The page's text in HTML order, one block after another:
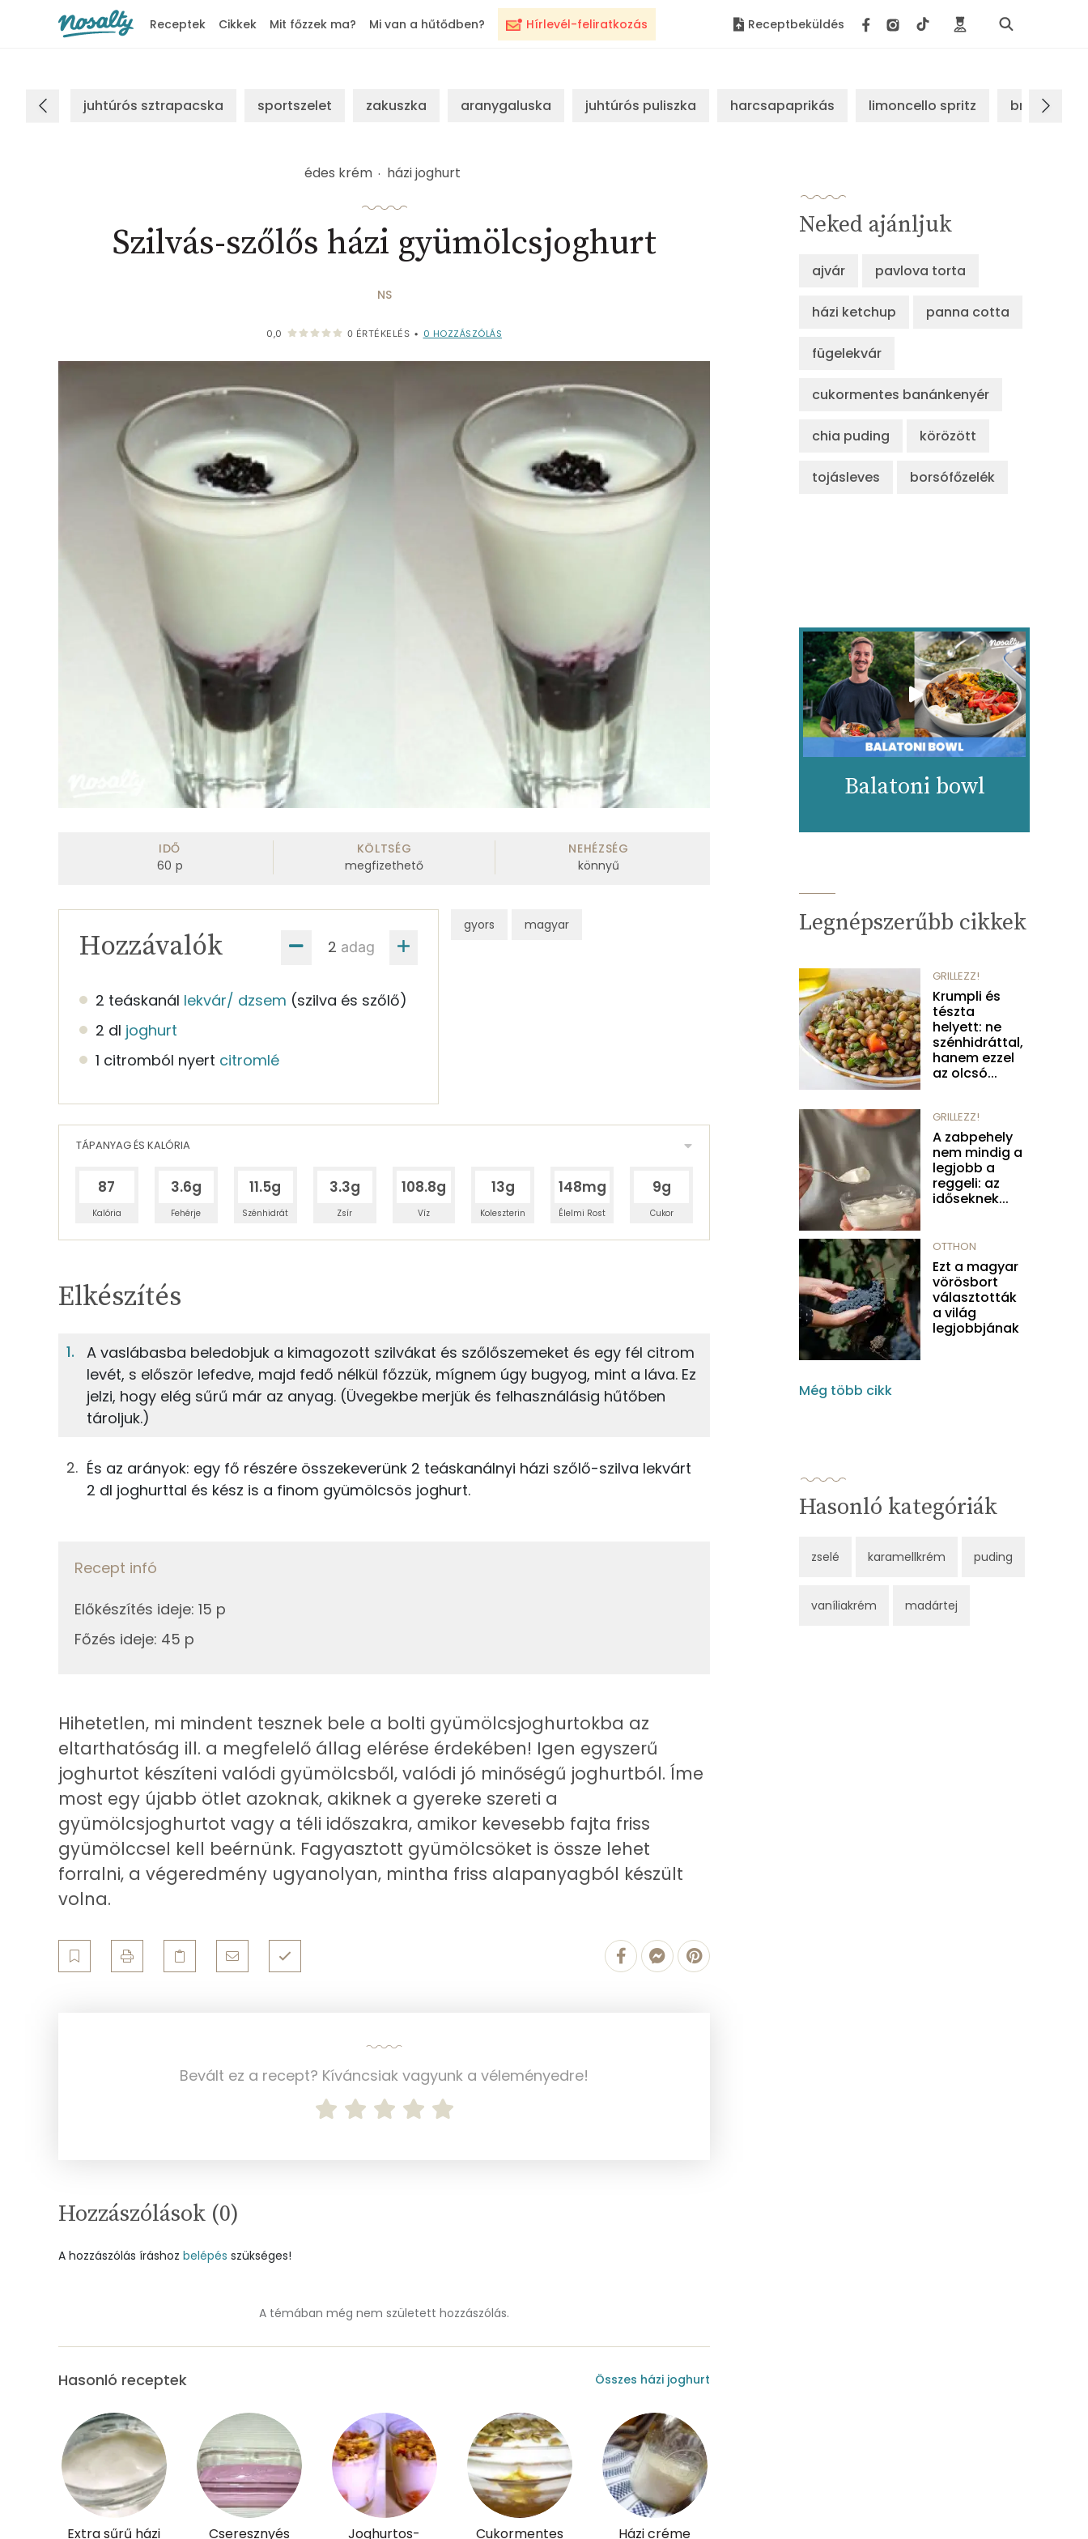
Hírlevél-feliratkozás
Receptek Cikkek Mit főzzek ma? Mi van a hűtődben? Receptbeküldés
juhtúrós sztrapacska sportszelet zakuszka aranygaluska juhtúrós puliszka harcsapaprikás limoncello spritz brassói
édes krém házi joghurt
Szilvás-szőlős házi gyümölcsjoghurt
NS
0,0 0 ÉRTÉKELÉS • 0 HOZZÁSZÓLÁS
IDŐ
60 p
KÖLTSÉG
megfizethető
NEHÉZSÉG
könnyű
adag
Hozzávalók
2 teáskanál lekvár/ dzsem (szilva és szőlő)
2 dl joghurt
1 citromból nyert citromlé
gyors magyar
TÁPANYAG ÉS KALÓRIA
87
Kalória
3.6g
Fehérje
11.5g
Szénhidrát
3.3g
Zsír
108.8g
Víz
13g
Koleszterin
148mg
Élelmi Rost
9g
Cukor
8glekvár/ dzsem
22 kcal
100gjoghurt
TÁPANYAGTARTALOM
3%
Fehérje
9%
Szénhidrát
2%
85%
Kálcium
Szelén
Kolin:
Összesen 3.6 g
Zsír
Összesen
3.3 g
Telített zsírsav
Egyszeresen telítetlen zsírsav:
Koleszterin
13 mg
Vas
Réz
0 mg
Mangán
0 mg
Szénhidrát
Összesen
11.5 g
Cukor
9 mg
Elkészítés
A vaslábasba beledobjuk a kimagozott szilvákat és szőlőszemeket és egy fél citrom
levét, s először lefedve, majd fedő nélkül főzzük, mígnem úgy bugyog, mint a láva. Ez
jelzi, hogy elég sűrű már az anyag. (Üvegekbe merjük és felhasználásig hűtőben
tároljuk.)
És az arányok: egy fő részére összekeverünk 2 teáskanálnyi házi szőlő-szilva lekvárt
2 dl joghurttal és kész is a finom gyümölcsös joghurt.
Recept infó
Előkészítés ideje: 15 p
Főzés ideje: 45 p
Hihetetlen, mi mindent tesznek bele a bolti gyümölcsjoghurtokba az
eltarthatóság ill. a megfelelő állag elérése érdekében! Igen egyszerű
joghurtot készíteni valódi gyümölcsből, valódi jó minőségű joghurtból. Íme
most egy újabb ötlet azoknak, akiknek a gyereke szereti a
gyümölcsjoghurtot vagy a téli időszakra, amikor kevesebb fajta friss
gyümölccsel kell beérnünk. Fagyasztott gyümölcsöket is össze lehet
forralni, a végeredmény ugyanolyan, mintha friss alapanyagból készült
volna.
Bevált ez a recept? Kíváncsiak vagyunk a véleményedre!
Hozzászólások (0)
A hozzászólás íráshoz belépés szükséges!
A témában még nem született hozzászólás.
Hasonló receptek Összes házi joghurt
Extra sűrű házi
Cseresznyés
Joghurtos-
Cukormentes
Házi créme
Neked ajánljuk
ajvár pavlova torta
házi ketchup panna cotta
fügelekvár
cukormentes banánkenyér
chia puding körözött
tojásleves borsófőzelék
Balatoni bowl
Legnépszerűbb cikkek
GRILLEZZ!
Krumpli és
tészta
helyett: ne
szénhidráttal,
hanem ezzel
az olcsó...
GRILLEZZ!
A zabpehely
nem mindig a
legjobb a
reggeli: az
időseknek...
OTTHON
Ezt a magyar
vörösbort
választották
a világ
legjobbjának
Még több cikk
Hasonló kategóriák
zselé karamellkrém puding
vaníliakrém madártej